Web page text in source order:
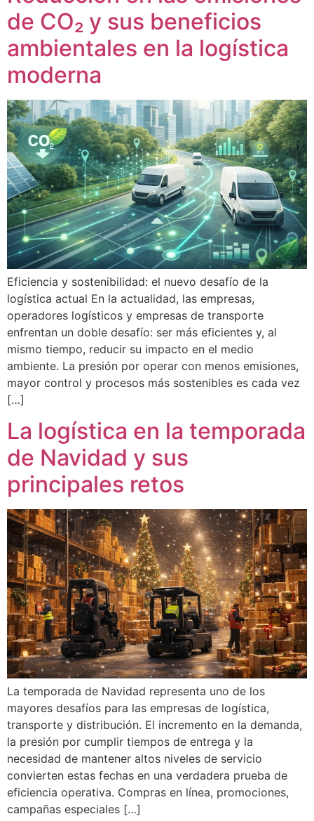
de CO₂ y sus beneficios
ambientales en la logística
moderna
Eficiencia y sostenibilidad: el nuevo desafío de la
logística actual En la actualidad, las empresas,
operadores logísticos y empresas de transporte
enfrentan un doble desafío: ser más eficientes y, al
mismo tiempo, reducir su impacto en el medio
ambiente. La presión por operar con menos emisiones,
mayor control y procesos más sostenibles es cada vez
[…]
La logística en la temporada
de Navidad y sus
principales retos
La temporada de Navidad representa uno de los
mayores desafíos para las empresas de logística,
transporte y distribución. El incremento en la demanda,
la presión por cumplir tiempos de entrega y la
necesidad de mantener altos niveles de servicio
convierten estas fechas en una verdadera prueba de
eficiencia operativa. Compras en línea, promociones,
campañas especiales […]